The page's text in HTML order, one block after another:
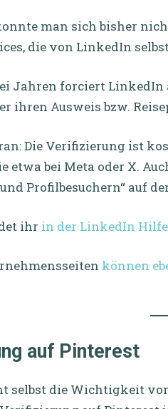
man sich bisher
die von LinkedIn
Jahren forciert LinkedIn
ihren Ausweis bzw.
Die Verifizierung ist
etwa bei Meta oder X.
Profilbesuchern“ auf
ihr in der LinkedIn
können
auf Pinterest
selbst die Wichtigkeit